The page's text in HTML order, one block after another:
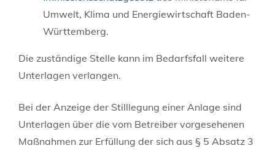
Umwelt, Klima und Energiewirtschaft Baden-
Württemberg.
Die zuständige Stelle kann im Bedarfsfall weitere
Unterlagen verlangen.
Bei der Anzeige der Stilllegung einer Anlage sind
Unterlagen über die vom Betreiber vorgesehenen
Maßnahmen zur Erfüllung der sich aus § 5 Absatz 3